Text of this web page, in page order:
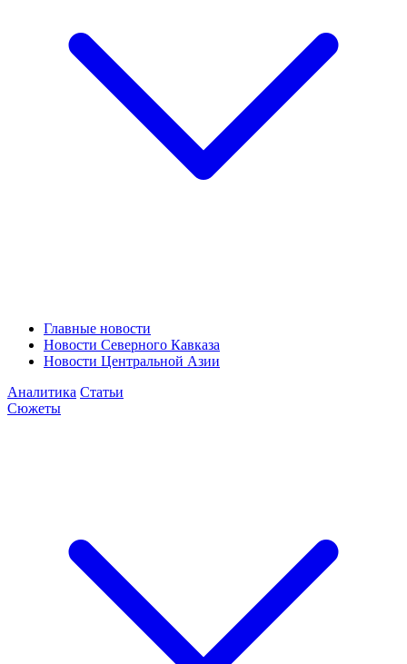
Главные новости
Новости Северного Кавказа
Новости Центральной Азии
Аналитика Статьи
Сюжеты